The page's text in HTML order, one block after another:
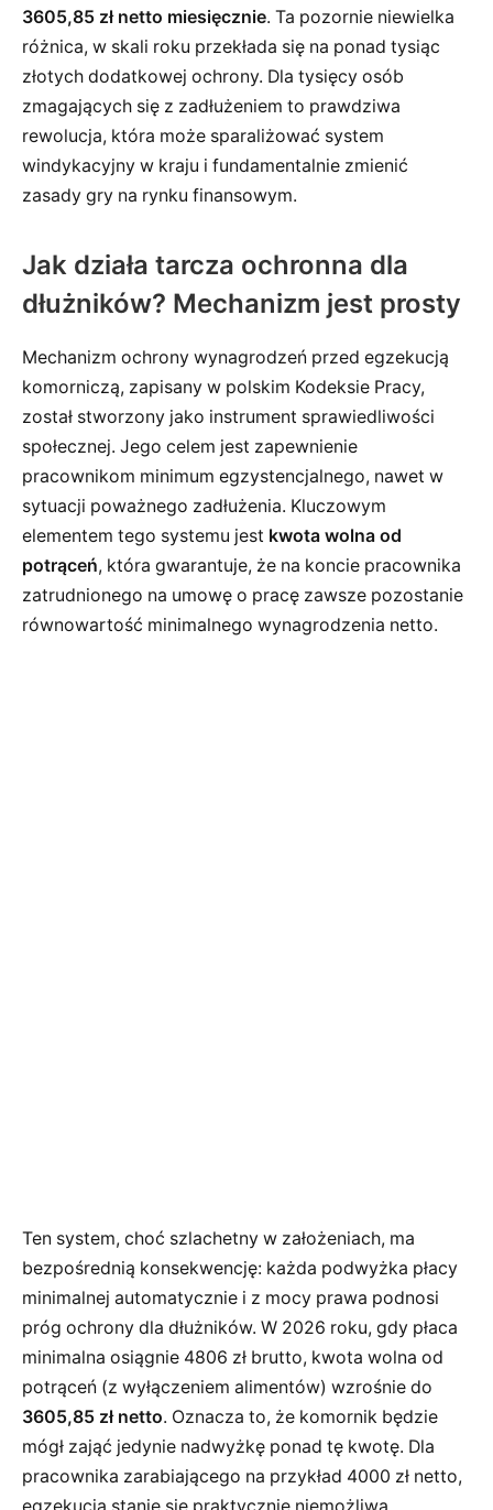
3605,85 zł netto miesięcznie. Ta pozornie niewielka
różnica, w skali roku przekłada się na ponad tysiąc
złotych dodatkowej ochrony. Dla tysięcy osób
zmagających się z zadłużeniem to prawdziwa
rewolucja, która może sparaliżować system
windykacyjny w kraju i fundamentalnie zmienić
zasady gry na rynku finansowym.
Jak działa tarcza ochronna dla
dłużników? Mechanizm jest prosty
Mechanizm ochrony wynagrodzeń przed egzekucją
komorniczą, zapisany w polskim Kodeksie Pracy,
został stworzony jako instrument sprawiedliwości
społecznej. Jego celem jest zapewnienie
pracownikom minimum egzystencjalnego, nawet w
sytuacji poważnego zadłużenia. Kluczowym
elementem tego systemu jest kwota wolna od
potrąceń, która gwarantuje, że na koncie pracownika
zatrudnionego na umowę o pracę zawsze pozostanie
równowartość minimalnego wynagrodzenia netto.
Ten system, choć szlachetny w założeniach, ma
bezpośrednią konsekwencję: każda podwyżka płacy
minimalnej automatycznie i z mocy prawa podnosi
próg ochrony dla dłużników. W 2026 roku, gdy płaca
minimalna osiągnie 4806 zł brutto, kwota wolna od
potrąceń (z wyłączeniem alimentów) wzrośnie do
3605,85 zł netto. Oznacza to, że komornik będzie
mógł zająć jedynie nadwyżkę ponad tę kwotę. Dla
pracownika zarabiającego na przykład 4000 zł netto,
egzekucja stanie się praktycznie niemożliwa,